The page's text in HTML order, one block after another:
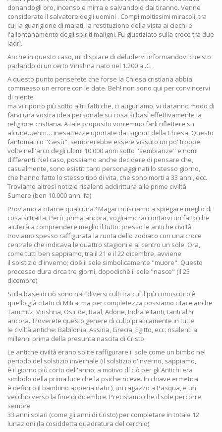
donandogli oro, incenso e mirra e salvandolo dal tiranno. Venne
considerato il salvatore degli uomini . Compì moltissimi miracoli, tra
cui la guarigione di malati, la restituzione della vista ai ciechi e
l'allontanamento degli spiriti maligni. Fu giustiziato sulla croce tra due
ladri.
Anche in questo caso, mi dispiace di deludervi informandovi che sto
parlando di un certo Virishna nato nel 1.200 a .C. .
A questo punto penserete che forse la Chiesa cristiana abbia
commesso un errore con le date. Beh! non sono qui per convincervi
di niente
ma vi riporto più sotto altri fatti che, ci auguriamo, vi daranno modo di
farvi una vostra idea personale su cosa si basi effettivamente la
religione cristiana. A tale proposito vorremmo farli riflettere su
alcune…ehm… inesattezze riportate dai signori della Chiesa. Questo
fantomatico "Gesù", sembrerebbe essere vissuto un po' troppe
volte nell'arco degli ultimi 10.000 anni sotto "sembianze" e nomi
differenti. Nel caso, possiamo anche decidere di pensare che,
casualmente, sono esistiti tanti personaggi nati lo stesso giorno,
che hanno fatto lo stesso tipo di vita, che sono morti a 33 anni, ecc.
Troviamo altresì notizie risalenti addirittura alle prime civiltà
Sumere (ben 10.000 anni fa).
Proviamo a citarne qualcuna? Magari riusciamo a spiegare meglio di
cosa si tratta. Però, prima ancora, vogliamo raccontarvi un fatto che
aiuterà a comprendere meglio il tutto: presso le antiche civiltà
troviamo spesso raffigurata la ruota dello zodiaco con una croce
centrale che indicava le quattro stagioni e al centro un sole. Ora,
come tutti ben sappiamo, tra il 21 e il 22 dicembre, avviene
il solstizio d'inverno; cioè il sole simbolicamente "muore". Questo
processo dura circa tre giorni, dopodichè il sole "nasce" (il 25
dicembre).
Sulla base di ciò sono nati diversi culti tra cui il più conosciuto è
quello già citato di Mitra, ma per completezza possiamo citare anche
Tammuz, Virishna, Osiride, Baal, Adone, Indra e tanti, tanti altri
ancora. Troverete questo genere di culto praticamente in tutte
le civiltà antiche: Babilonia, Assiria, Grecia, Egitto, ecc. risalenti a
millenni prima della presunta nascita di Cristo.
Le antiche civiltà erano solite raffigurare il sole come un bimbo nel
periodo del solstizio invernale (il solstizio d'inverno, sappiamo,
è il giorno più corto dell'anno; a motivo di ciò per gli Antichi era
simbolo della prima luce che la psiche riceve. In chiave ermetica
è definito il bambino appena nato ), un ragazzo a Pasqua, e un
vecchio verso la fine di dicembre. Precisiamo che il sole percorre
sempre
33 anni solari (come gli anni di Cristo) per completare in totale 12
lunazioni (la cosiddetta quadratura del cerchio).